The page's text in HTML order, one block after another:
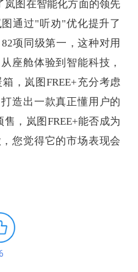
岚图在智能化方面的领先
通过"听劝"优化提升了
项同级第一，这种对用
座舱体验到智能科技，
，岚图FREE+充分考虑
造出一款真正懂用户的
，岚图FREE+能否成为
您觉得它的市场表现会